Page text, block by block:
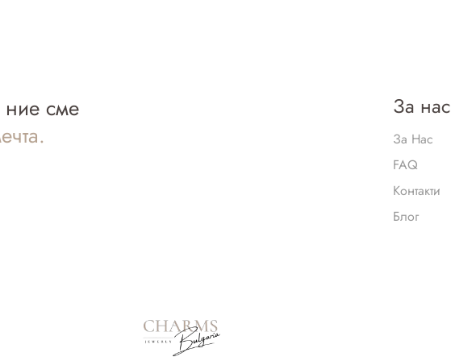
ние сме
За нас
За Нас
FAQ
Контакти
Блог